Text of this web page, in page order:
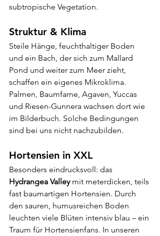
subtropische Vegetation.
Struktur & Klima
Steile Hänge, feuchthaltiger Boden
und ein Bach, der sich zum Mallard
Pond und weiter zum Meer zieht,
schaffen ein eigenes Mikroklima.
Palmen, Baumfarne, Agaven, Yuccas
und Riesen-Gunnera wachsen dort wie
im Bilderbuch. Solche Bedingungen
sind bei uns nicht nachzubilden.
Hortensien in XXL
Besonders eindrucksvoll: das
Hydrangea Valley mit meterdicken, teils
fast baumartigen Hortensien. Durch
den sauren, humusreichen Boden
leuchten viele Blüten intensiv blau – ein
Traum für Hortensienfans. In unseren